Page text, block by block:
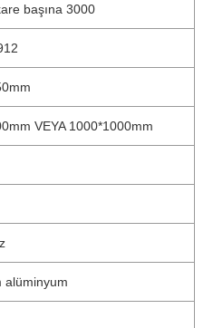
başına 3000
VEYA 1000*1000mm
alüminyum